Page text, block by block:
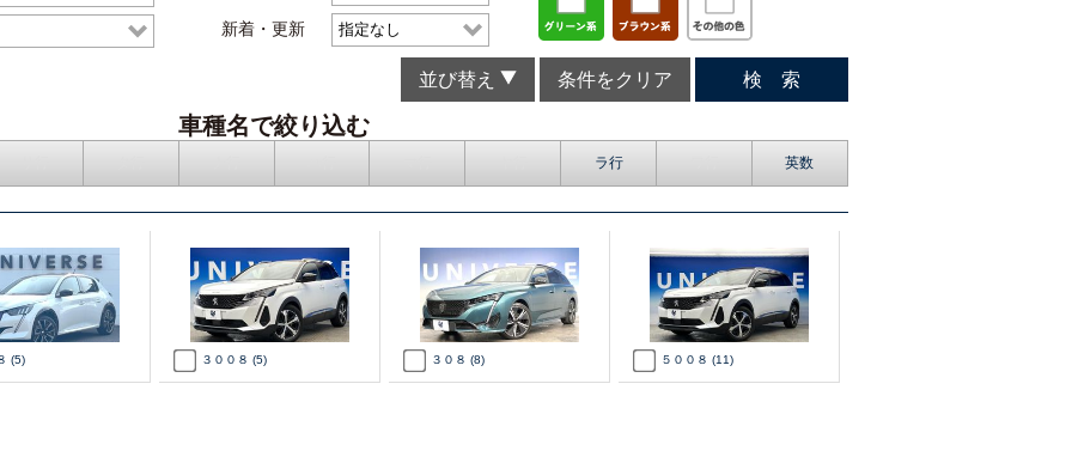
新着・更新
並び替え 条件をクリア 検 索
車種名で絞り込む
ラ行 英数
(5) ３００８ (5) ３０８ (8) ５００８ (11)